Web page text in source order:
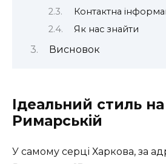
Контактна
Як нас знайти
Висновок
Ідеальний стиль на
Римарській
У самому серці Харкова, за